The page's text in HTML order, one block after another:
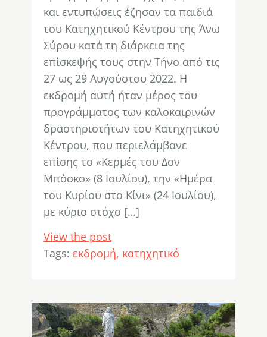
και εντυπώσεις έζησαν τα παιδιά
του Κατηχητικού Κέντρου της Άνω
Σύρου κατά τη διάρκεια της
επίσκεψής τους στην Τήνο από τις
27 ως 29 Αυγούστου 2022. Η
εκδρομή αυτή ήταν μέρος του
προγράμματος των καλοκαιρινών
δραστηριοτήτων του Κατηχητικού
Κέντρου, που περιελάμβανε
επίσης το «Κερμές του Δον
Μπόσκο» (8 Ιουλίου), την «Ημέρα
του Κυρίου στο Κίνι» (24 Ιουλίου),
με κύριο στόχο […]
View the post
Tags: εκδρομή κατηχητικό